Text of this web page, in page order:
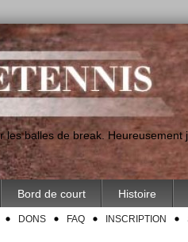
les balles de break.
Bord de court Histoire
DONS FAQ INSCRIPTION